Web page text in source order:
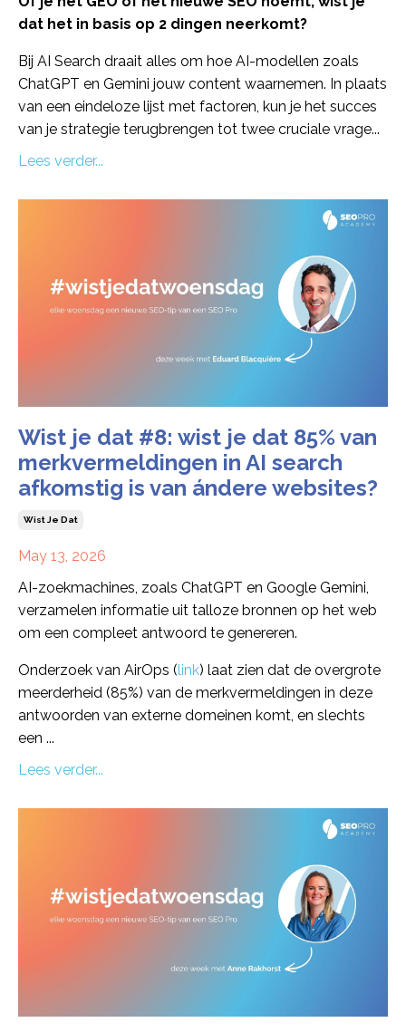
dat het in basis op 2 dingen neerkomt?
Bij AI Search draait alles om hoe AI-modellen zoals
ChatGPT en Gemini jouw content waarnemen. In plaats
van een eindeloze lijst met factoren, kun je het succes
van je strategie terugbrengen tot twee cruciale vrage...
Lees verder...
Wist je dat #8: wist je dat 85% van
merkvermeldingen in AI search
afkomstig is van ándere websites?
Wist Je Dat
May 13, 2026
AI-zoekmachines, zoals ChatGPT en Google Gemini,
verzamelen informatie uit talloze bronnen op het web
om een compleet antwoord te genereren.
Onderzoek van AirOps (link) laat zien dat de overgrote
meerderheid (85%) van de merkvermeldingen in deze
antwoorden van externe domeinen komt, en slechts
een ...
Lees verder...